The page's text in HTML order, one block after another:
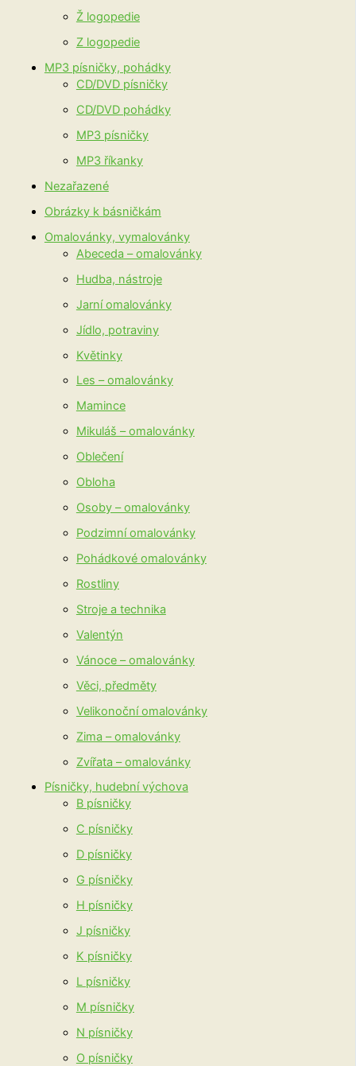
Ž logopedie
Z logopedie
MP3 písničky, pohádky
CD/DVD písničky
CD/DVD pohádky
MP3 písničky
MP3 říkanky
Nezařazené
Obrázky k básničkám
Omalovánky, vymalovánky
Abeceda – omalovánky
Hudba, nástroje
Jarní omalovánky
Jídlo, potraviny
Květinky
Les – omalovánky
Mamince
Mikuláš – omalovánky
Oblečení
Obloha
Osoby – omalovánky
Podzimní omalovánky
Pohádkové omalovánky
Rostliny
Stroje a technika
Valentýn
Vánoce – omalovánky
Věci, předměty
Velikonoční omalovánky
Zima – omalovánky
Zvířata – omalovánky
Písničky, hudební výchova
B písničky
C písničky
D písničky
G písničky
H písničky
J písničky
K písničky
L písničky
M písničky
N písničky
O písničky